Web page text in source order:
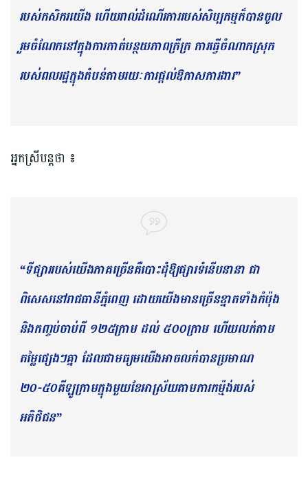
របស់កសិករយើង ហើយរាល់ដំណើរការរបស់សិប្បកម្មក៏បានចូល
រួមចំណែកនៅក្នុងការកាត់បន្ថយភាពក្រីក្រ ការធ្វើចំណាកស្រុក
របស់ពលរដ្ឋក្នុងតំបន់តាមរយៈការផ្ដល់ឱកាសការងារ”
អ្នកស្រីបន្តថា ៖
“ទីផ្សាររបស់យើងភាគច្រើនគឺបោះដុំឱ្យផ្សារទំនើបនានា ជា
ពិសេសនៅរាជធានីភ្នំពេញ ដោយយើងមានច្រើនខ្នាតទាំងកំប៉ុង
និងកញ្ចប់ចាប់ពី ១២៥ក្រាម ដល់ ៥០០ក្រាម ហើយលក់តាម
តម្លៃផ្សេងៗគ្នា ដែលជាមធ្យមយើងអាចលក់បានប្រមាណ
២០-៥០គីឡូក្រាមក្នុងមួយខែអាស្រ័យតាមការកម្ម៉ង់របស់
អតិថិជន”